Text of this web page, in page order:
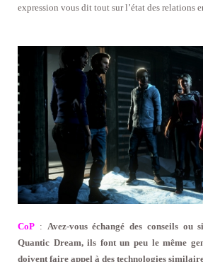
expression vous dit tout sur l’état des relations
CoP : Avez-vous échangé des conseils ou
Quantic Dream, ils font un peu le même
doivent faire appel à des technologies